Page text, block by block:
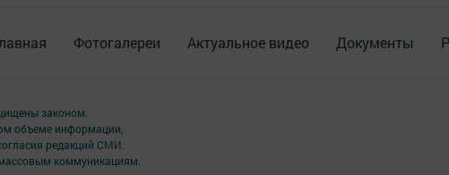
Фотогалереи Актуальное видео Документы
законом.
объеме информации,
редакций СМИ.
коммуникациям.